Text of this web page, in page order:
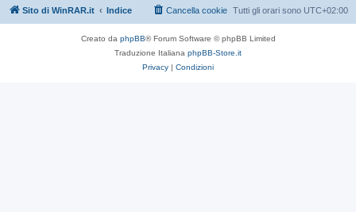
Sito di WinRAR.it Indice Tutti gli orari sono UTC+02:00
Cancella cookie
Creato da phpBB® Forum Software © phpBB Limited
Traduzione Italiana phpBB-Store.it
Privacy | Condizioni